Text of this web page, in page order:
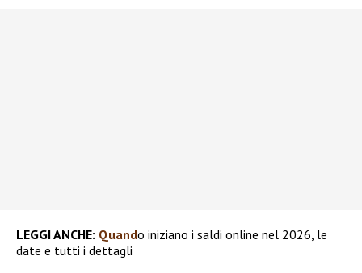
LEGGI ANCHE: Quando iniziano i saldi online nel 2026, le
date e tutti i dettagli